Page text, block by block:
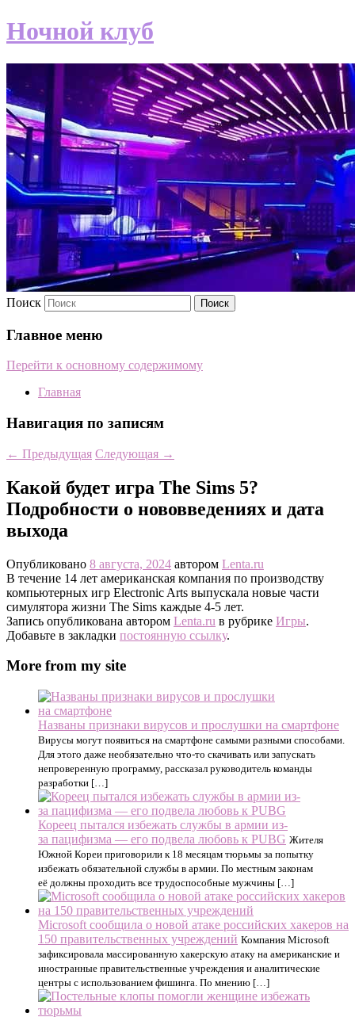
Ночной клуб
Поиск
Главное меню
Перейти к основному содержимому
Главная
Навигация по записям
← Предыдущая Следующая →
Какой будет игра The Sims 5?
Подробности о нововведениях и дата
выхода
Опубликовано 8 августа, 2024 автором Lenta.ru
В течение 14 лет американская компания по производству
компьютерных игр Electronic Arts выпускала новые части
симулятора жизни The Sims каждые 4-5 лет.
Запись опубликована автором Lenta.ru в рубрике Игры.
Добавьте в закладки постоянную ссылку.
More from my site
Названы признаки вирусов и прослушки на смартфоне
Вирусы могут появиться на смартфоне самыми разными способами.
Для этого даже необязательно что-то скачивать или запускать
непроверенную программу, рассказал руководитель команды
разработки […]
Кореец пытался избежать службы в армии из-
за пацифизма — его подвела любовь к PUBG Жителя
Южной Кореи приговорили к 18 месяцам тюрьмы за попытку
избежать обязательной службы в армии. По местным законам
её должны проходить все трудоспособные мужчины […]
Microsoft сообщила о новой атаке российских хакеров на
150 правительственных учреждений Компания Microsoft
зафиксировала массированную хакерскую атаку на американские и
иностранные правительственные учреждения и аналитические
центры с использованием фишинга. По мнению […]